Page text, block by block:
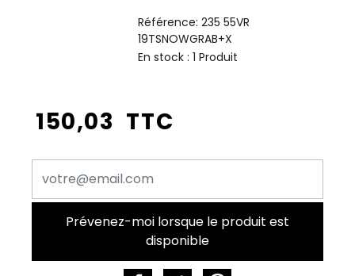
Référence:235 55VR
19TSNOWGRAB+X
En stock :1 Produit
150,03 TTC
Prévenez-moi lorsque le produit est
disponible